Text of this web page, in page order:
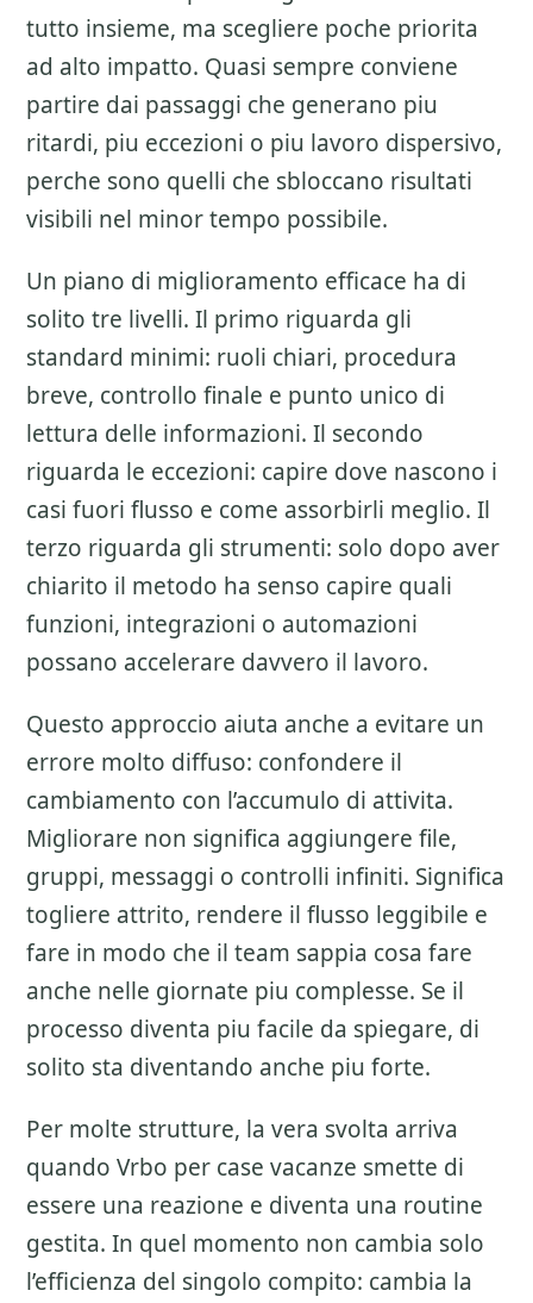
tutto insieme, ma scegliere poche priorita
ad alto impatto. Quasi sempre conviene
partire dai passaggi che generano piu
ritardi, piu eccezioni o piu lavoro dispersivo,
perche sono quelli che sbloccano risultati
visibili nel minor tempo possibile.
Un piano di miglioramento efficace ha di
solito tre livelli. Il primo riguarda gli
standard minimi: ruoli chiari, procedura
breve, controllo finale e punto unico di
lettura delle informazioni. Il secondo
riguarda le eccezioni: capire dove nascono i
casi fuori flusso e come assorbirli meglio. Il
terzo riguarda gli strumenti: solo dopo aver
chiarito il metodo ha senso capire quali
funzioni, integrazioni o automazioni
possano accelerare davvero il lavoro.
Questo approccio aiuta anche a evitare un
errore molto diffuso: confondere il
cambiamento con l’accumulo di attivita.
Migliorare non significa aggiungere file,
gruppi, messaggi o controlli infiniti. Significa
togliere attrito, rendere il flusso leggibile e
fare in modo che il team sappia cosa fare
anche nelle giornate piu complesse. Se il
processo diventa piu facile da spiegare, di
solito sta diventando anche piu forte.
Per molte strutture, la vera svolta arriva
quando Vrbo per case vacanze smette di
essere una reazione e diventa una routine
gestita. In quel momento non cambia solo
l’efficienza del singolo compito: cambia la